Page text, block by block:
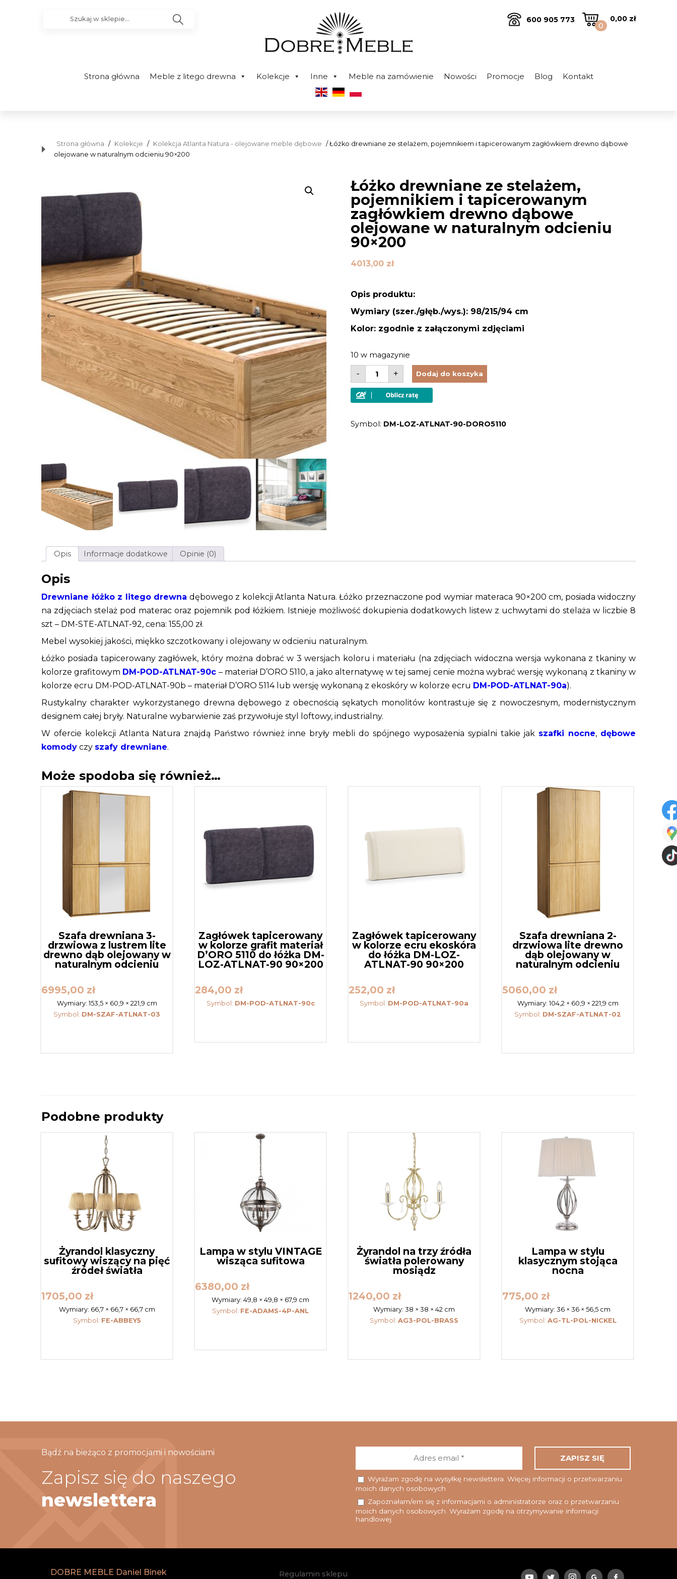
0
0,00 zł
600 905 773
Strona główna Meble z litego drewna Kolekcje Inne Meble na zamówienie Nowości Promocje Blog Kontakt
Strona główna / Kolekcje / Kolekcja Atlanta Natura - olejowane meble dębowe / Łóżko drewniane ze stelażem, pojemnikiem i tapicerowanym zagłówkiem drewno dąbowe
olejowane w naturalnym odcieniu 90×200
Łóżko drewniane ze stelażem,
pojemnikiem i tapicerowanym
zagłówkiem drewno dąbowe
olejowane w naturalnym odcieniu
90×200
4013,00 zł
Opis produktu:
Wymiary (szer./głęb./wys.): 98/215/94 cm
Kolor: zgodnie z załączonymi zdjęciami
10 w magazynie
-
ilość
Łóżko
drewniane
ze
stelażem,
tapicerowanym
+ Dodaj do koszyka
Symbol: DM-LOZ-ATLNAT-90-DORO5110
Opis Informacje dodatkowe Opinie (0)
Opis
Drewniane łóżko z litego drewna dębowego z kolekcji Atlanta Natura. Łóżko przeznaczone pod wymiar materaca 90×200 cm, posiada widoczny
na zdjęciach stelaż pod materac oraz pojemnik pod łóżkiem. Istnieje możliwość dokupienia dodatkowych listew z uchwytami do stelaża w liczbie 8
szt – DM-STE-ATLNAT-92, cena: 155,00 zł.
Mebel wysokiej jakości, miękko szczotkowany i olejowany w odcieniu naturalnym.
Łóżko posiada tapicerowany zagłówek, który można dobrać w 3 wersjach koloru i materiału (na zdjęciach widoczna wersja wykonana z tkaniny w
kolorze grafitowym DM-POD-ATLNAT-90c – materiał D’ORO 5110, a jako alternatywę w tej samej cenie można wybrać wersję wykonaną z tkaniny w
kolorze ecru DM-POD-ATLNAT-90b – materiał D’ORO 5114 lub wersję wykonaną z ekoskóry w kolorze ecru DM-POD-ATLNAT-90a).
Rustykalny charakter wykorzystanego drewna dębowego z obecnością sękatych monolitów kontrastuje się z nowoczesnym, modernistycznym
designem całej bryły. Naturalne wybarwienie zaś przywołuje styl loftowy, industrialny.
W ofercie kolekcji Atlanta Natura znajdą Państwo również inne bryły mebli do spójnego wyposażenia sypialni takie jak szafki nocne, dębowe
komody czy szafy drewniane.
Może spodoba się również…
Szafa drewniana 3-
drzwiowa z lustrem lite
drewno dąb olejowany w
naturalnym odcieniu
6995,00 zł
Wymiary: 153,5 × 60,9 × 221,9 cm
Symbol: DM-SZAF-ATLNAT-03
Zagłówek tapicerowany
w kolorze grafit materiał
D’ORO 5110 do łóżka DM-
LOZ-ATLNAT-90 90×200
284,00 zł
Symbol: DM-POD-ATLNAT-90c
Zagłówek tapicerowany
w kolorze ecru ekoskóra
do łóżka DM-LOZ-
ATLNAT-90 90×200
252,00 zł
Symbol: DM-POD-ATLNAT-90a
Szafa drewniana 2-
drzwiowa lite drewno
dąb olejowany w
naturalnym odcieniu
5060,00 zł
Wymiary: 104,2 × 60,9 × 221,9 cm
Symbol: DM-SZAF-ATLNAT-02
Podobne produkty
Żyrandol klasyczny
sufitowy wiszący na pięć
źródeł światła
1705,00 zł
Wymiary: 66,7 × 66,7 × 66,7 cm
Symbol: FE-ABBEY5
Lampa w stylu VINTAGE
wisząca sufitowa
6380,00 zł
Wymiary:49,8 × 49,8 × 67,9 cm
Symbol: FE-ADAMS-4P-ANL
Żyrandol na trzy źródła
światła polerowany
mosiądz
1240,00 zł
Wymiary:38 × 38 × 42 cm
Symbol:AG3-POL-BRASS
Lampa w stylu
klasycznym stojąca
nocna
775,00 zł
Wymiary:36 × 36 × 56,5 cm
Symbol: AG-TL-POL-NICKEL
Bądź na bieżąco z promocjami i nowościami
Zapisz się do naszego
newslettera
Adres
*
Wyrażam zgodę na wysyłkę newslettera. Więcej informacji o przetwarzaniu
moich danych osobowych
Zapoznałam/em się z informacjami o administratorze oraz o przetwarzaniu
moich danych osobowych. Wyrażam zgodę na otrzymywanie informacji
handlowej.
DOBRE MEBLE Daniel Binek Regulamin sklepu